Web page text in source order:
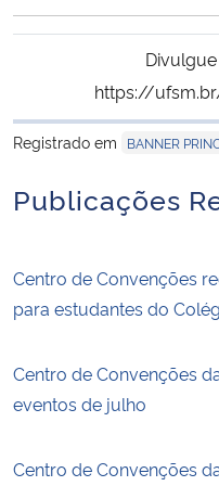
Ministério da Cidadania
Ministério de Minas e Energia
Ministério da Ciência, Tecnologia,
Ministério do Turismo
Controladoria-Geral da União
Ministério da Mulher, da Família e
https://
Registrado em
BANNER
Publicações
Centro de Convenções
para estudantes do
Centro de Convenções
eventos de julho
Centro de Convenções